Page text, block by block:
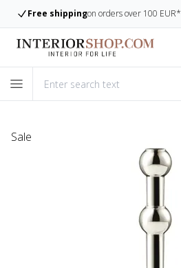
Free shippingon orders over 100 EUR*
Sale